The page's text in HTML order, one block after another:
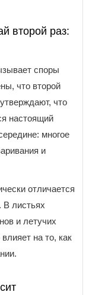
второй раз:
споры
что второй
что
настоящий
многое
и
отличается
В листьях
и летучих
на то, как